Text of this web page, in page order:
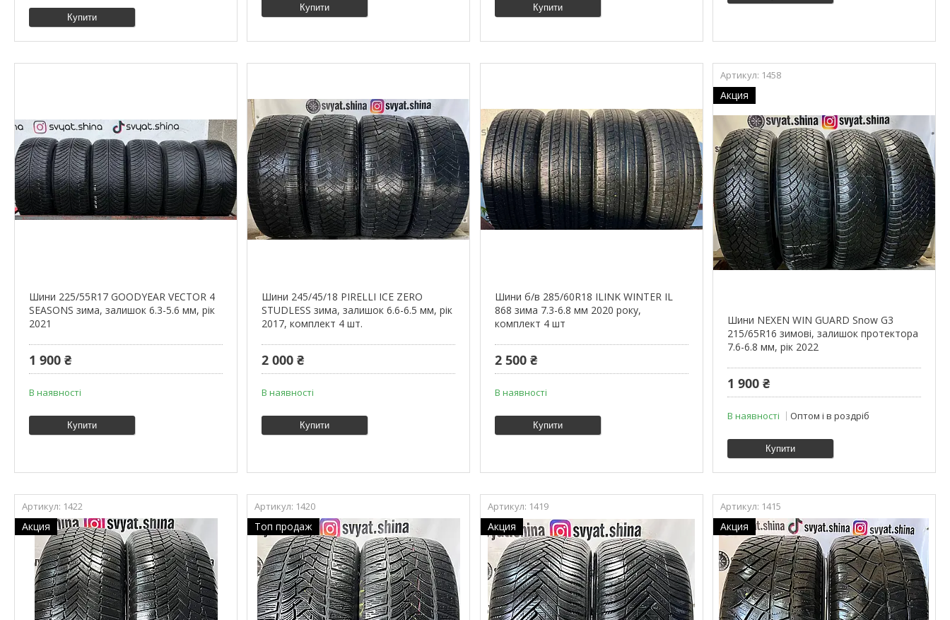
Купити
Купити Купити
Шини 225/55R17 GOODYEAR VECTOR 4
SEASONS зима, залишок 6.3-5.6 мм, рік
2021
1 900 ₴
В наявності
Купити
Шини 245/45/18 PIRELLI ICE ZERO
STUDLESS зима, залишок 6.6-6.5 мм, рік
2017, комплект 4 шт.
2 000 ₴
В наявності
Купити
Шини б/в 285/60R18 ILINK WINTER IL
868 зима 7.3-6.8 мм 2020 року,
комплект 4 шт
2 500 ₴
В наявності
Купити
1458
Акция
Шини NEXEN WIN GUARD Snow G3
215/65R16 зимові, залишок протектора
7.6-6.8 мм, рік 2022
1 900 ₴
В наявності Оптом і в роздріб
Купити
1422
Акция
1420
Топ продаж
1419
Акция
1415
Акция